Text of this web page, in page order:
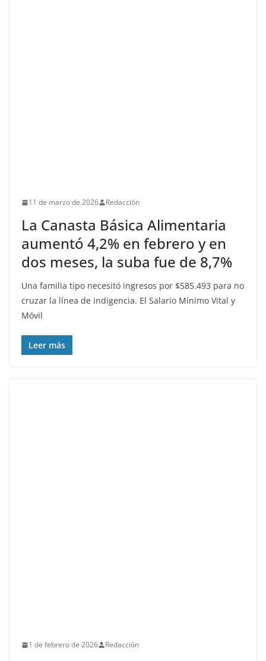
11 de marzo de 2026 Redacción
La Canasta Básica Alimentaria
aumentó 4,2% en febrero y en
dos meses, la suba fue de 8,7%
Una familia tipo necesitó ingresos por $585.493 para no
cruzar la línea de indigencia. El Salario Mínimo Vital y
Móvil
Leer más
1 de febrero de 2026 Redacción